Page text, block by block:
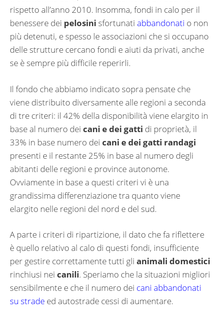
rispetto all’anno 2010. Insomma, fondi in calo per il
benessere dei pelosini sfortunati abbandonati o non
più detenuti, e spesso le associazioni che si occupano
delle strutture cercano fondi e aiuti da privati, anche
se è sempre più difficile reperirli.
Il fondo che abbiamo indicato sopra pensate che
viene distribuito diversamente alle regioni a seconda
di tre criteri: il 42% della disponibilità viene elargito in
base al numero dei cani e dei gatti di proprietà, il
33% in base numero dei cani e dei gatti randagi
presenti e il restante 25% in base al numero degli
abitanti delle regioni e province autonome.
Ovviamente in base a questi criteri vi è una
grandissima differenziazione tra quanto viene
elargito nelle regioni del nord e del sud.
A parte i criteri di ripartizione, il dato che fa riflettere
è quello relativo al calo di questi fondi, insufficiente
per gestire correttamente tutti gli animali domestici
rinchiusi nei canili. Speriamo che la situazioni migliori
sensibilmente e che il numero dei cani abbandonati
su strade ed autostrade cessi di aumentare.